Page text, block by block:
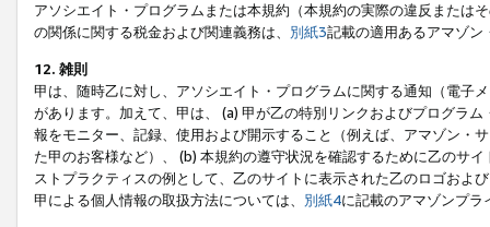
アソシエイト・プログラムまたは本規約（本規約の実際の違反または
の関係に関する税金および関連義務は、 別紙3記載の適用あるアマゾン
12. 雑則
甲は、随時乙に対し、アソシエイト・プログラムに関する通知（電子
があります。加えて、甲は、 (a) 甲が乙の特別リンクおよびプログラ
報をモニター、記録、使用および開示すること（例えば、アマゾン・
た甲のお客様など）、 (b) 本規約の遵守状況を確認するために乙のサ
ストプラクティスの例として、乙のサイトに表示された乙のロゴおよ
甲による個人情報の取扱方法については、 別紙4に記載のアマゾンプ